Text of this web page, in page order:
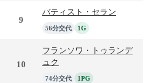
9
バティスト・セラン
56分交代 1G
10
フランソワ・トゥランデ
ュク
74分交代 1PG